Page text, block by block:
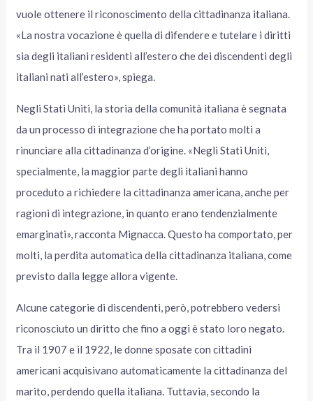
vuole ottenere il riconoscimento della cittadinanza italiana.
«La nostra vocazione è quella di difendere e tutelare i diritti
sia degli italiani residenti all’estero che dei discendenti degli
italiani nati all’estero», spiega.
Negli Stati Uniti, la storia della comunità italiana è segnata
da un processo di integrazione che ha portato molti a
rinunciare alla cittadinanza d’origine. «Negli Stati Uniti,
specialmente, la maggior parte degli italiani hanno
proceduto a richiedere la cittadinanza americana, anche per
ragioni di integrazione, in quanto erano tendenzialmente
emarginati», racconta Mignacca. Questo ha comportato, per
molti, la perdita automatica della cittadinanza italiana, come
previsto dalla legge allora vigente.
Alcune categorie di discendenti, però, potrebbero vedersi
riconosciuto un diritto che fino a oggi è stato loro negato.
Tra il 1907 e il 1922, le donne sposate con cittadini
americani acquisivano automaticamente la cittadinanza del
marito, perdendo quella italiana. Tuttavia, secondo la